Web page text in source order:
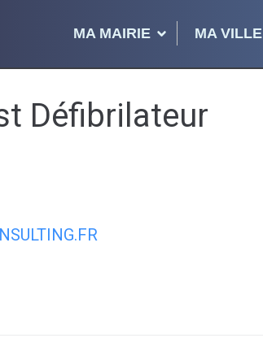
MA MAIRIE MA VILLE
Défibrilateur